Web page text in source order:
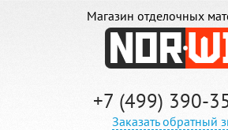
Магазин отделочных
+7 (499) 390-
Заказать обратный